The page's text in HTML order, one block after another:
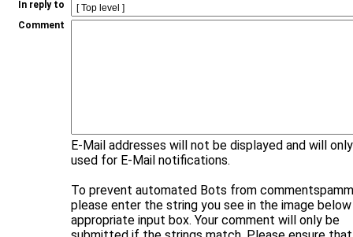
In reply to
Comment
E-Mail addresses will not be displayed and will
used for E-Mail notifications.
To prevent automated Bots from
please enter the string you see in the image
appropriate input box. Your comment will only be